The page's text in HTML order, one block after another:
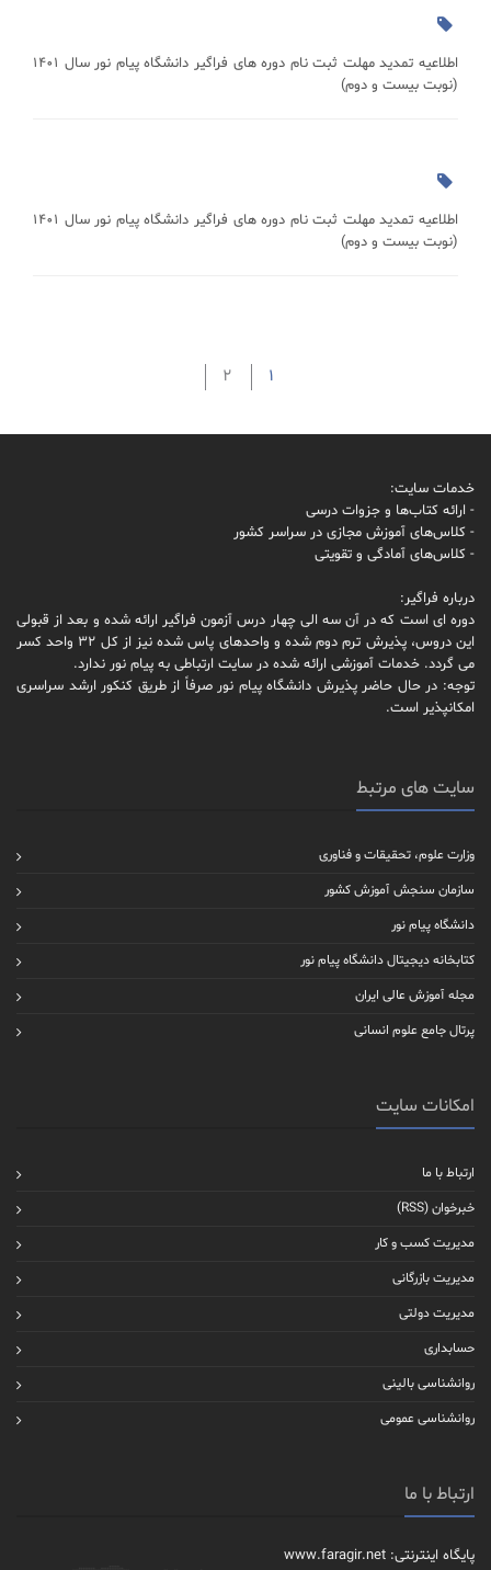
اطلاعیه تمدید مهلت ثبت نام دوره های فراگیر دانشگاه پیام نور سال 1401
(نوبت بیست و دوم)
اطلاعیه تمدید مهلت ثبت نام دوره های فراگیر دانشگاه پیام نور سال 1401
(نوبت بیست و دوم)
1
2
خدمات سایت:
- ارائه کتاب‌ها و جزوات درسی
- کلاس‌های آموزش مجازی در سراسر کشور
- کلاس‌های آمادگی و تقویتی
درباره فراگیر:
دوره ای است که در آن سه الی چهار درس آزمون فراگیر ارائه شده و بعد از قبولی
این دروس، پذیرش ترم دوم شده و واحدهای پاس شده نیز از کل 32 واحد کسر
می گردد. خدمات آموزشی ارائه شده در سایت ارتباطی به پیام نور ندارد.
توجه: در حال حاضر پذیرش دانشگاه پیام نور صرفاً از طریق کنکور ارشد سراسری
امکانپذیر است.
سایت های مرتبط
وزارت علوم، تحقیقات و فناوری
سازمان سنجش آموزش کشور
دانشگاه پیام نور
کتابخانه دیجیتال دانشگاه پیام نور
مجله آموزش عالی ایران
پرتال جامع علوم انسانی
امکانات سایت
ارتباط با ما
خبرخوان (RSS)
مدیریت کسب و کار
مدیریت بازرگانی
مدیریت دولتی
حسابداری
روانشناسی بالینی
روانشناسی عمومی
ارتباط با ما
پایگاه اینترنتی: www.faragir.net